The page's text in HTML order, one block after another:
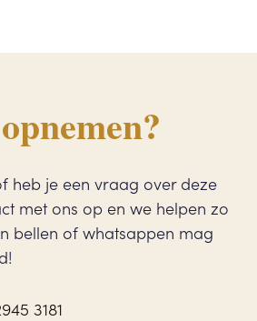
heb je een vraag over deze
met ons op en we helpen zo
bellen of whatsappen mag
3181